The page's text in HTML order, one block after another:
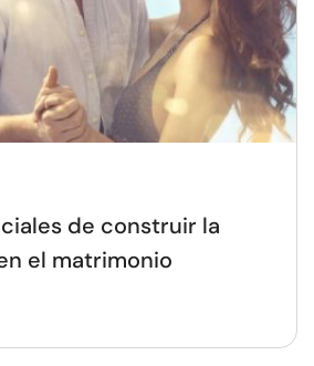
de construir la
el matrimonio